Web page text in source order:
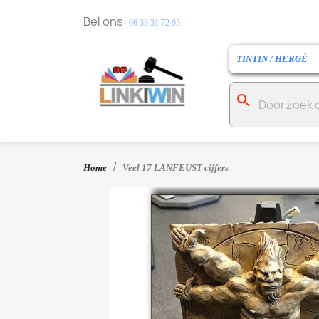
Bel ons: 06 33 31 72 95
TINTIN / HERGÉ
search
Home Veel 17 LANFEUST cijfers